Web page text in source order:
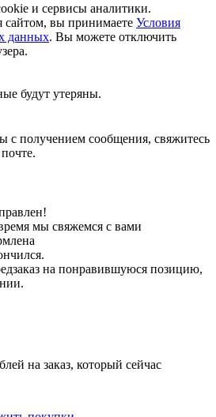
и сервисы аналитики.
сайтом, вы принимаете Условия
данных. Вы можете отключить
будут утеряны.
с получением сообщения, свяжитесь
мы свяжемся с вами
на понравившуюся позицию,
на заказ, который сейчас